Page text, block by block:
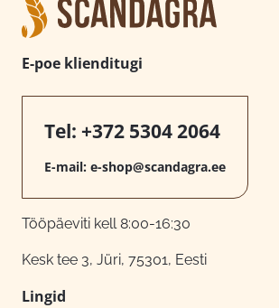
E-poe klienditugi
Tel: +372 5304 2064
E-mail: e-shop@scandagra.ee
Tööpäeviti kell 8:00-16:30
Kesk tee 3, Jüri, 75301, Eesti
Lingid